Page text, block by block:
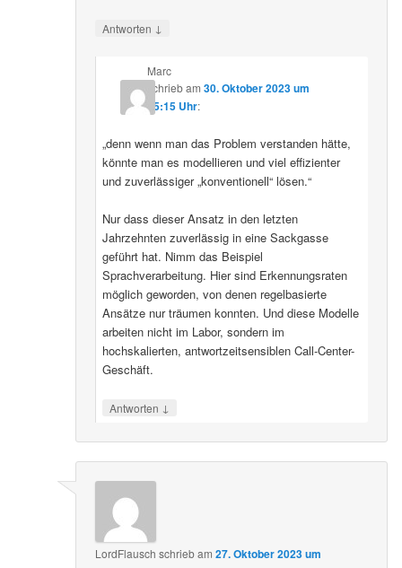
Antworten ↓
Marc
schriebam 30. Oktober 2023 um
15:15 Uhr:
„denn wenn man das Problem verstanden hätte,
könnte man es modellieren und viel effizienter
und zuverlässiger „konventionell“ lösen.“
Nur dass dieser Ansatz in den letzten
Jahrzehnten zuverlässig in eine Sackgasse
geführt hat. Nimm das Beispiel
Sprachverarbeitung. Hier sind Erkennungsraten
möglich geworden, von denen regelbasierte
Ansätze nur träumen konnten. Und diese Modelle
arbeiten nicht im Labor, sondern im
hochskalierten, antwortzeitsensiblen Call-Center-
Geschäft.
Antworten ↓
LordFlausch schriebam27. Oktober 2023 um